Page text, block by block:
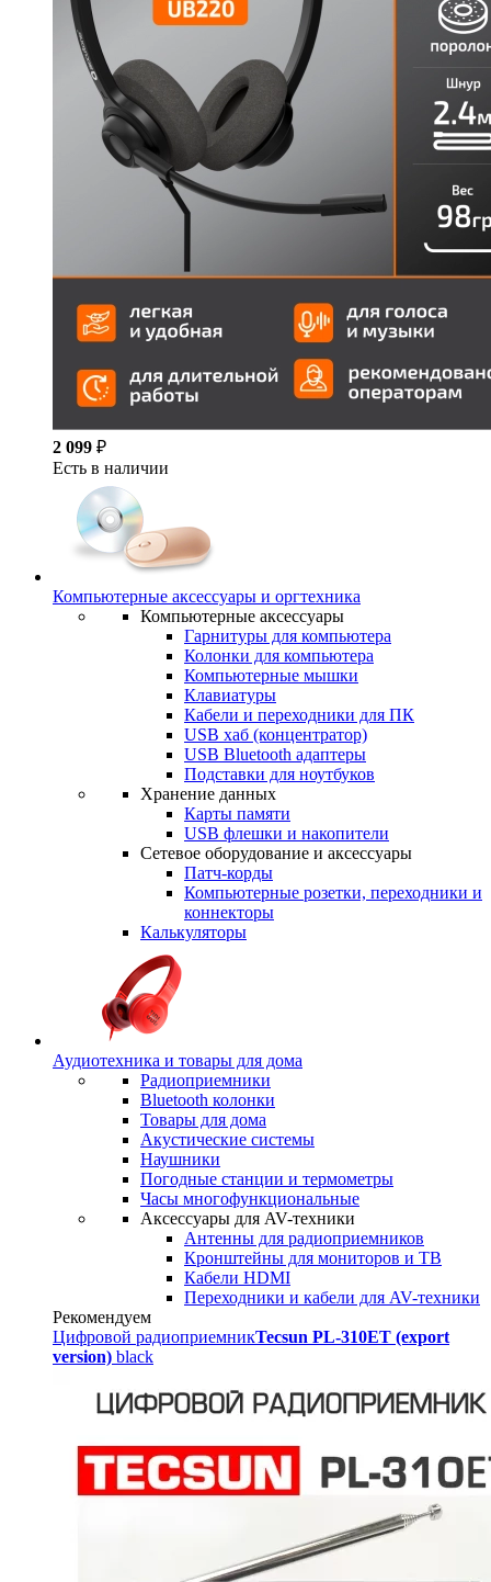
2 099 ₽
Есть в наличии
Компьютерные аксессуары и оргтехника
Компьютерные аксессуары
Гарнитуры для компьютера
Колонки для компьютера
Компьютерные мышки
Клавиатуры
Кабели и переходники для ПК
USB хаб (концентратор)
USB Bluetooth адаптеры
Подставки для ноутбуков
Хранение данных
Карты памяти
USB флешки и накопители
Сетевое оборудование и аксессуары
Патч-корды
Компьютерные розетки, переходники и
коннекторы
Калькуляторы
Аудиотехника и товары для дома
Радиоприемники
Bluetooth колонки
Товары для дома
Акустические системы
Наушники
Погодные станции и термометры
Часы многофункциональные
Аксессуары для AV-техники
Антенны для радиоприемников
Кронштейны для мониторов и ТВ
Кабели HDMI
Переходники и кабели для AV-техники
Рекомендуем
Цифровой радиоприемникTecsun PL-310ET (export
version) black